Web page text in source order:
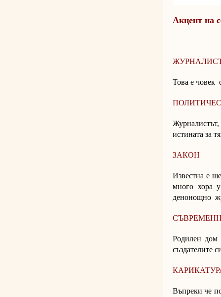
Акцент на
Това е човек
истината за
ЗАКОН
Известна е
много хора
денонощно
Родилен дом
създателите
Въпреки че